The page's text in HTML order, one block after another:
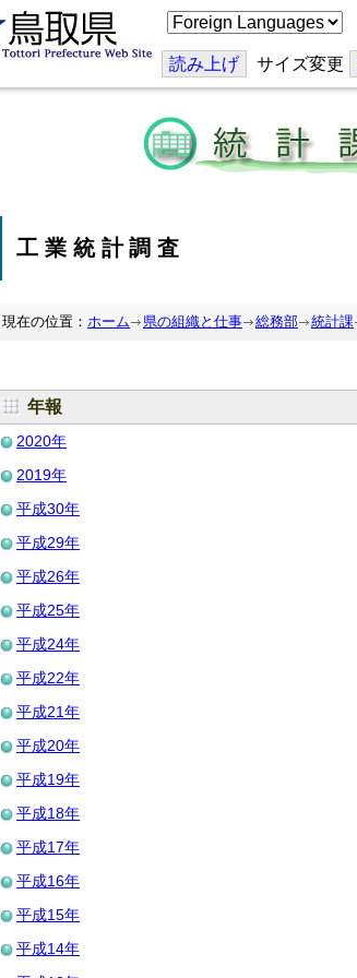
こ
の
ジ
を
訳
す
る
読み上げ サイズ変更
工業統計調査
現在の位置： ホーム 県の組織と仕事 総務部 統計課
年報
2020年
2019年
平成30年
平成29年
平成26年
平成25年
平成24年
平成22年
平成21年
平成20年
平成19年
平成18年
平成17年
平成16年
平成15年
平成14年